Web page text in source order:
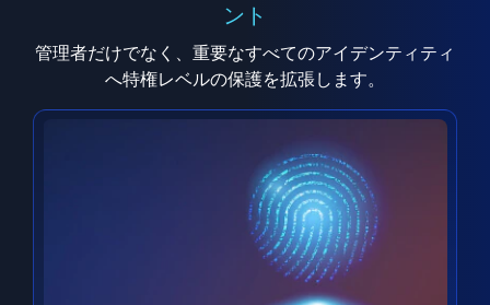
ント
管理者だけでなく、重要なすべてのアイデンティティ
へ特権レベルの保護を拡張します。